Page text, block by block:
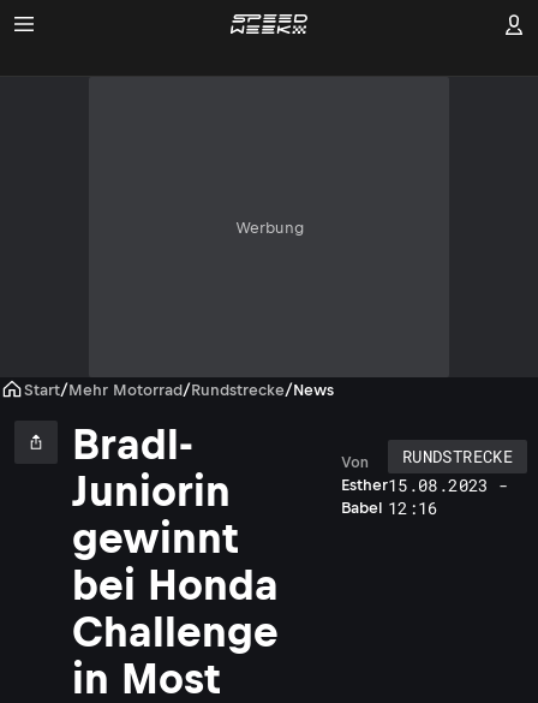
Werbung
Start/Mehr Motorrad/Rundstrecke/News
Bradl-
Juniorin
gewinnt
bei Honda
Challenge
in Most
Esther
Babel
Von
RUNDSTRECKE
15.08.2023 -
12:16